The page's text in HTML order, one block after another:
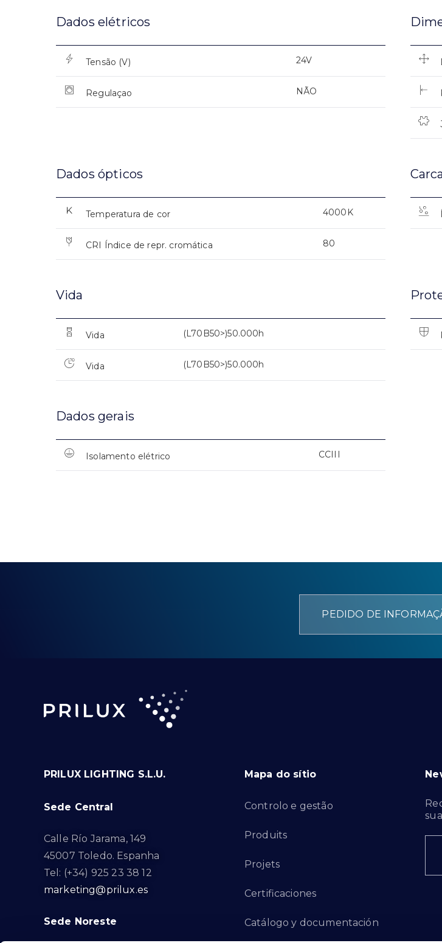
Dados elétricos
Tensão (V) 24V
Regulaçao NÃO
Dados ópticos
Temperatura de cor 4000K
CRI Índice de repr. cromática 80
Vida
Vida (L70B50>)50.000h
Vida (L70B50>)50.000h
Dados gerais
Isolamento elétrico CCIII
PEDIDO DE
PRILUX LIGHTING S.L.U.
Sede Central
Calle Río Jarama, 149
45007 Toledo. Espanha
Tel: (+34) 925 23 38 12
marketing@prilux.es
Sede Noreste
Mapa do sítio
Controlo e gestão
Produits
Projets
Certificaciones
Catálogo y documentación